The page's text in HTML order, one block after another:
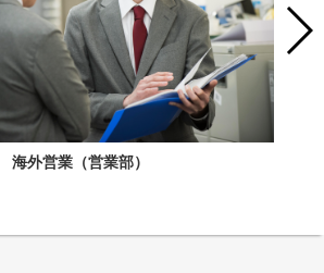
海外営業（営業部）